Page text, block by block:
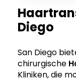
Diego
San Diego
chirurgische
Kliniken, die